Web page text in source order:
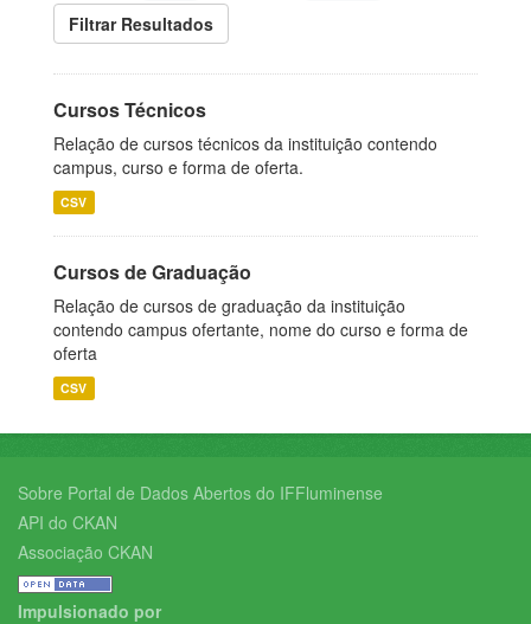
Filtrar Resultados
Cursos Técnicos
Relação de cursos técnicos da instituição contendo
campus, curso e forma de oferta.
CSV
Cursos de Graduação
Relação de cursos de graduação da instituição
contendo campus ofertante, nome do curso e forma de
oferta
CSV
Sobre Portal de Dados Abertos do IFFluminense
API do CKAN
Associação CKAN
Impulsionado por